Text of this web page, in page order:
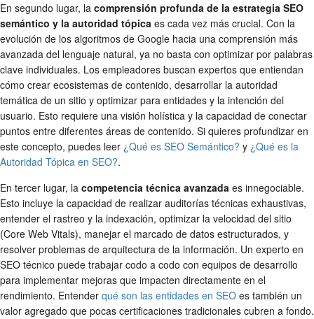
En segundo lugar, la comprensión profunda de la estrategia SEO
semántico y la autoridad tópica es cada vez más crucial. Con la
evolución de los algoritmos de Google hacia una comprensión más
avanzada del lenguaje natural, ya no basta con optimizar por palabras
clave individuales. Los empleadores buscan expertos que entiendan
cómo crear ecosistemas de contenido, desarrollar la autoridad
temática de un sitio y optimizar para entidades y la intención del
usuario. Esto requiere una visión holística y la capacidad de conectar
puntos entre diferentes áreas de contenido. Si quieres profundizar en
este concepto, puedes leer ¿Qué es SEO Semántico? y ¿Qué es la
Autoridad Tópica en SEO?.
En tercer lugar, la competencia técnica avanzada es innegociable.
Esto incluye la capacidad de realizar auditorías técnicas exhaustivas,
entender el rastreo y la indexación, optimizar la velocidad del sitio
(Core Web Vitals), manejar el marcado de datos estructurados, y
resolver problemas de arquitectura de la información. Un experto en
SEO técnico puede trabajar codo a codo con equipos de desarrollo
para implementar mejoras que impacten directamente en el
rendimiento. Entender qué son las entidades en SEO es también un
valor agregado que pocas certificaciones tradicionales cubren a fondo.